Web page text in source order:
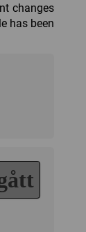
changes
has been